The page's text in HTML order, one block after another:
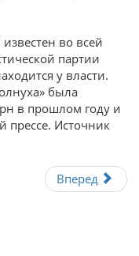
во всей
партии
у власти.
была
в прошлом году и
прессе. Источник
Вперед